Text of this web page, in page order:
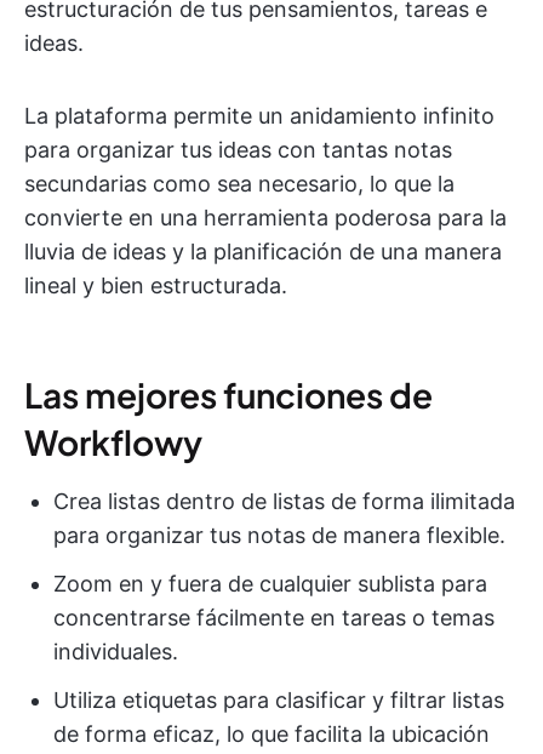
estructuración de tus pensamientos, tareas e
ideas.
La plataforma permite un anidamiento infinito
para organizar tus ideas con tantas notas
secundarias como sea necesario, lo que la
convierte en una herramienta poderosa para la
lluvia de ideas y la planificación de una manera
lineal y bien estructurada.
Las mejores funciones de
Workflowy
Crea listas dentro de listas de forma ilimitada
para organizar tus notas de manera flexible.
Zoom en y fuera de cualquier sublista para
concentrarse fácilmente en tareas o temas
individuales.
Utiliza etiquetas para clasificar y filtrar listas
de forma eficaz, lo que facilita la ubicación